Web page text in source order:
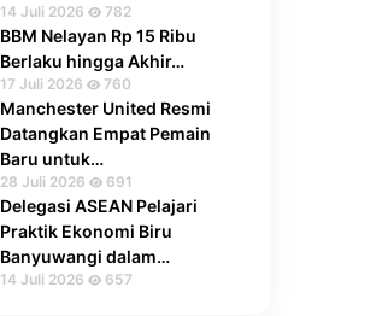
14 Juli 2026 782
BBM Nelayan Rp 15 Ribu
Berlaku hingga Akhir…
17 Juli 2026 760
Manchester United Resmi
Datangkan Empat Pemain
Baru untuk…
28 Juli 2026 691
Delegasi ASEAN Pelajari
Praktik Ekonomi Biru
Banyuwangi dalam…
14 Juli 2026 657